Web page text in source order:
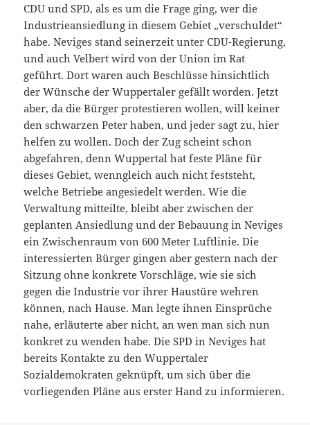
CDU und SPD, als es um die Frage ging, wer die
Industrieansiedlung in diesem Gebiet „verschuldet“
habe. Neviges stand seinerzeit unter CDU-Regierung,
und auch Velbert wird von der Union im Rat
geführt. Dort waren auch Beschlüsse hinsichtlich
der Wünsche der Wuppertaler gefällt worden. Jetzt
aber, da die Bürger protestieren wollen, will keiner
den schwarzen Peter haben, und jeder sagt zu, hier
helfen zu wollen. Doch der Zug scheint schon
abgefahren, denn Wuppertal hat feste Pläne für
dieses Gebiet, wenngleich auch nicht feststeht,
welche Betriebe angesiedelt werden. Wie die
Verwaltung mitteilte, bleibt aber zwischen der
geplanten Ansiedlung und der Bebauung in Neviges
ein Zwischenraum von 600 Meter Luftlinie. Die
interessierten Bürger gingen aber gestern nach der
Sitzungohne konkrete Vorschläge, wie sie sich
gegen die Industrie vor ihrer Haustüre wehren
können, nach Hause. Man legte ihnen Einsprüche
nahe, erläuterte aber nicht, an wen man sich nun
konkret zu wenden habe. Die SPD in Neviges hat
bereits Kontakte zu den Wuppertaler
Sozialdemokraten geknüpft, um sich über die
vorliegenden Pläne aus erster Hand zu informieren.